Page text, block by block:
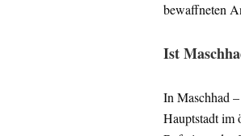
bewaffneten
Ist
In Maschhad
Hauptstadt im